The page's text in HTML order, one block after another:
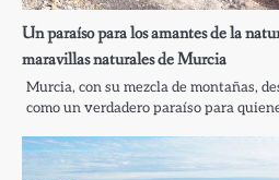
Un paraíso para los amantes de la
maravillas naturales de Murcia
Murcia, con su mezcla de montañas,
como un verdadero paraíso para